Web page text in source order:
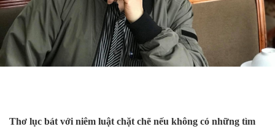
Thơ lục bát với niêm luật chặt chẽ nếu không có những tìm